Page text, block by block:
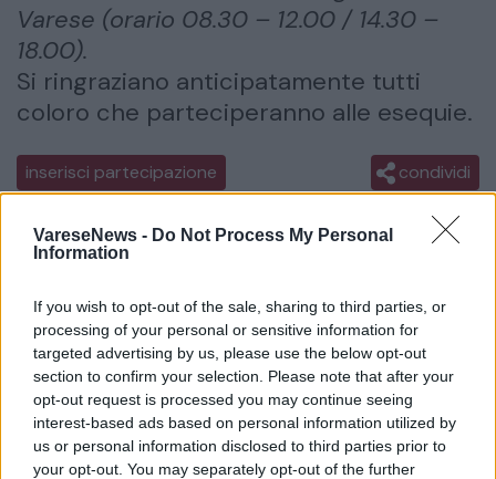
VareseNews - Do Not Process My Personal
Information
If you wish to opt-out of the sale, sharing to third parties, or
processing of your personal or sensitive information for
targeted advertising by us, please use the below opt-out
section to confirm your selection. Please note that after your
opt-out request is processed you may continue seeing
interest-based ads based on personal information utilized by
us or personal information disclosed to third parties prior to
your opt-out. You may separately opt-out of the further
Varese (orario 08.30 – 12.00 / 14.30 –
18.00).
Si ringraziano anticipatamente tutti
coloro che parteciperanno alle esequie.
inserisci partecipazione condividi
S. Rosario
11/04/2026 ore 14:30
Inferiore
Data del Funerale
11/04/2026
Ora del Funerale
15:00
Luogo del Funerale